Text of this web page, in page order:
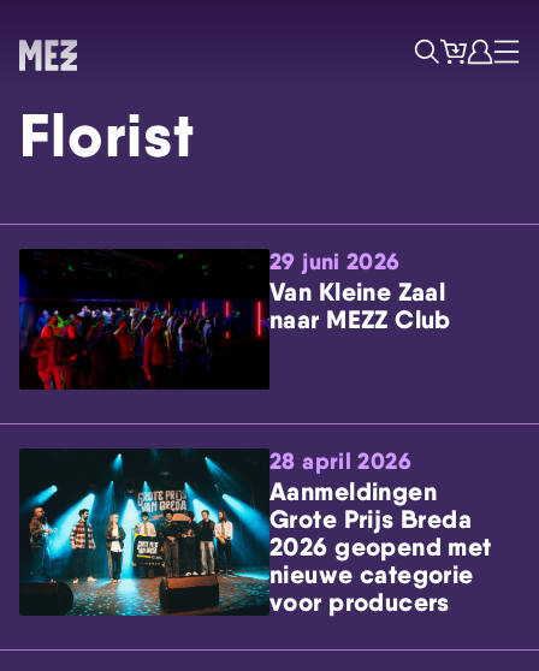
Skip navigatie
ZoekTicketsAccount
Menu
Florist
29 juni 2026
Van Kleine Zaal
naar MEZZ Club
28 april 2026
Aanmeldingen
Grote Prijs Breda
2026 geopend met
nieuwe categorie
voor producers